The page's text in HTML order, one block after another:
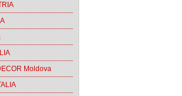
Moldova